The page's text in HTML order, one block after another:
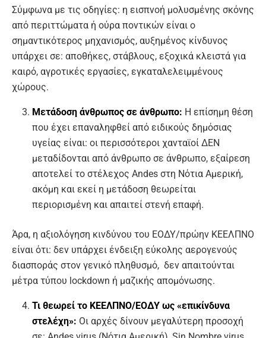
Σύμφωνα με τις οδηγίες: η εισπνοή μολυσμένης σκόνης
από περιττώματα ή ούρα ποντικών είναι ο
σημαντικότερος μηχανισμός, αυξημένος κίνδυνος
υπάρχει σε: αποθήκες, στάβλους, εξοχικά κλειστά για
καιρό, αγροτικές εργασίες, εγκαταλελειμμένους
χώρους.
Μετάδοση άνθρωπος σε άνθρωπο: Η επίσημη θέση
που έχει επαναληφθεί από ειδικούς δημόσιας
υγείας είναι: οι περισσότεροι χανταϊοί ΔΕΝ
μεταδίδονται από άνθρωπο σε άνθρωπο, εξαίρεση
αποτελεί το στέλεχος Andes στη Νότια Αμερική,
ακόμη και εκεί η μετάδοση θεωρείται
περιορισμένη και απαιτεί στενή επαφή.
Άρα, η αξιολόγηση κινδύνου του ΕΟΔΥ/πρώην ΚΕΕΛΠΝΟ
είναι ότι: δεν υπάρχει ένδειξη εύκολης αερογενούς
διασποράς στον γενικό πληθυσμό, δεν απαιτούνται
μέτρα τύπου lockdown ή μαζικής απομόνωσης.
Τι θεωρεί το ΚΕΕΛΠΝΟ/ΕΟΔΥ ως «επικίνδυνα
στελέχη»: Οι αρχές δίνουν μεγαλύτερη προσοχή